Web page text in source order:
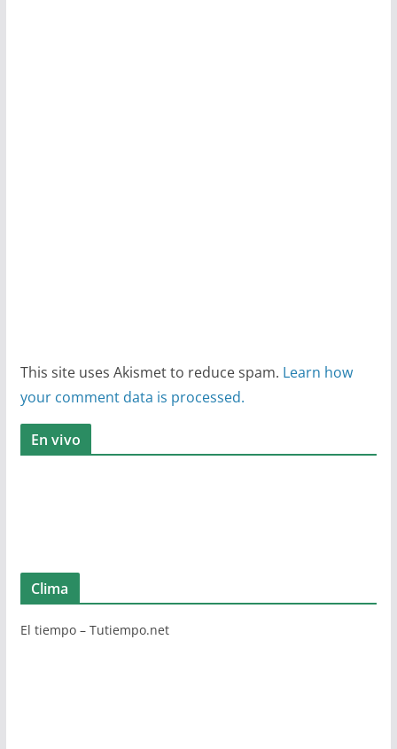
This site uses Akismet to reduce spam. Learn how
your comment data is processed.
En vivo
Clima
El tiempo – Tutiempo.net